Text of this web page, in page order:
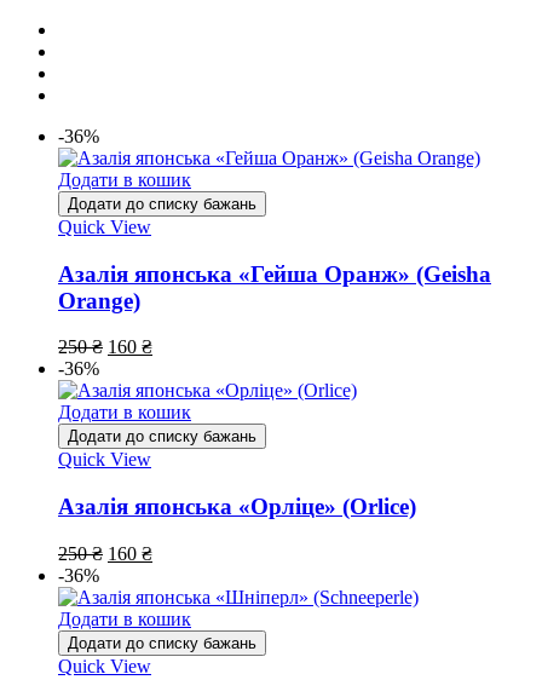
-36%
Додати в кошик
Додати до списку бажань
Quick View
Азалія японська «Гейша Оранж» (Geisha
Orange)
250₴ 160 ₴
-36%
Додати в кошик
Додати до списку бажань
Quick View
Азалія японська «Орліце» (Orlice)
250₴ 160 ₴
-36%
Додати в кошик
Додати до списку бажань
Quick View